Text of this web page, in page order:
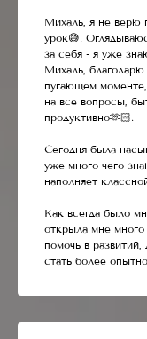
Михаль, я не верю
урок😅.
за себя - я уже
Михаль,
пугающем
на все вопросы,
продуктивно🫶🏻.
Сегодня была
уже много чего
наполняет
Как всегда было
открыла мне много
помочь в
стать более